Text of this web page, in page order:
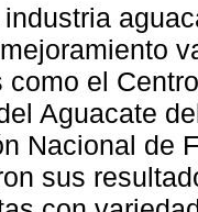
como el
Aguacate
Nacional de
sus